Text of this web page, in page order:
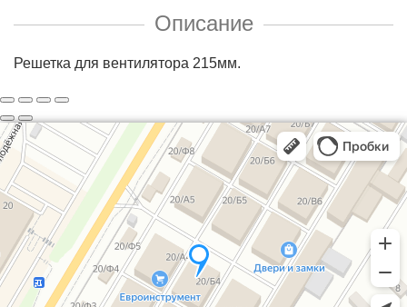
Описание
Решетка для вентилятора 215мм.